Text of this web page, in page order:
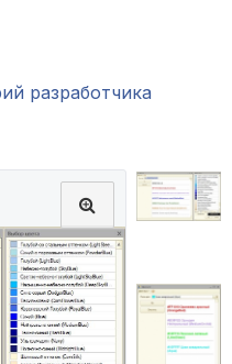
разработчика